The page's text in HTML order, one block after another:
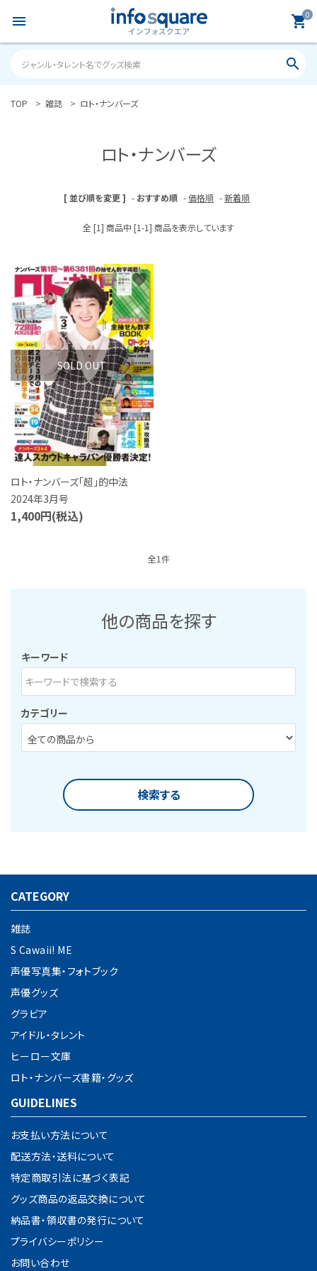
menu 0
shopping_cart
search
雑誌
S Cawaii! ME
声優写真集・フォトブック
声優グッズ
グラビア
アイドル・タレント
ヒーロー文庫
お問い合わせ
TOP 雑誌 ロト・ナンバーズ
ロト・ナンバーズ
[ 並び順を変更 ] - おすすめ順 -価格順 -新着順
全 [1] 商品中 [1-1] 商品を表示しています
SOLD OUT
ロト・ナンバーズ「超」的中法
2024年3月号
1,400円(税込)
favorite
全1件
他の商品を探す
キーワード
カテゴリー
検索する
キーワード
カテゴリー
CATEGORY
雑誌
S Cawaii! ME
声優写真集・フォトブック
声優グッズ
グラビア
アイドル・タレント
ヒーロー文庫
ロト・ナンバーズ書籍・グッズ
GUIDELINES
お支払い方法について
配送方法・送料について
特定商取引法に基づく表記
グッズ商品の返品交換について
納品書・領収書の発行について
プライバシーポリシー
お問い合わせ